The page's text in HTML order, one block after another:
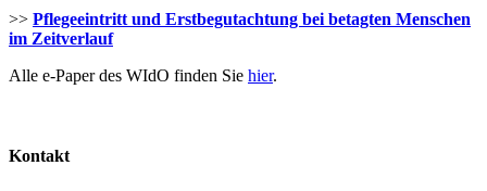
>> Pflegeeintritt und Erstbegutachtung bei betagten Menschen
im Zeitverlauf
Alle e-Paper des WIdO finden Sie hier.
Kontakt